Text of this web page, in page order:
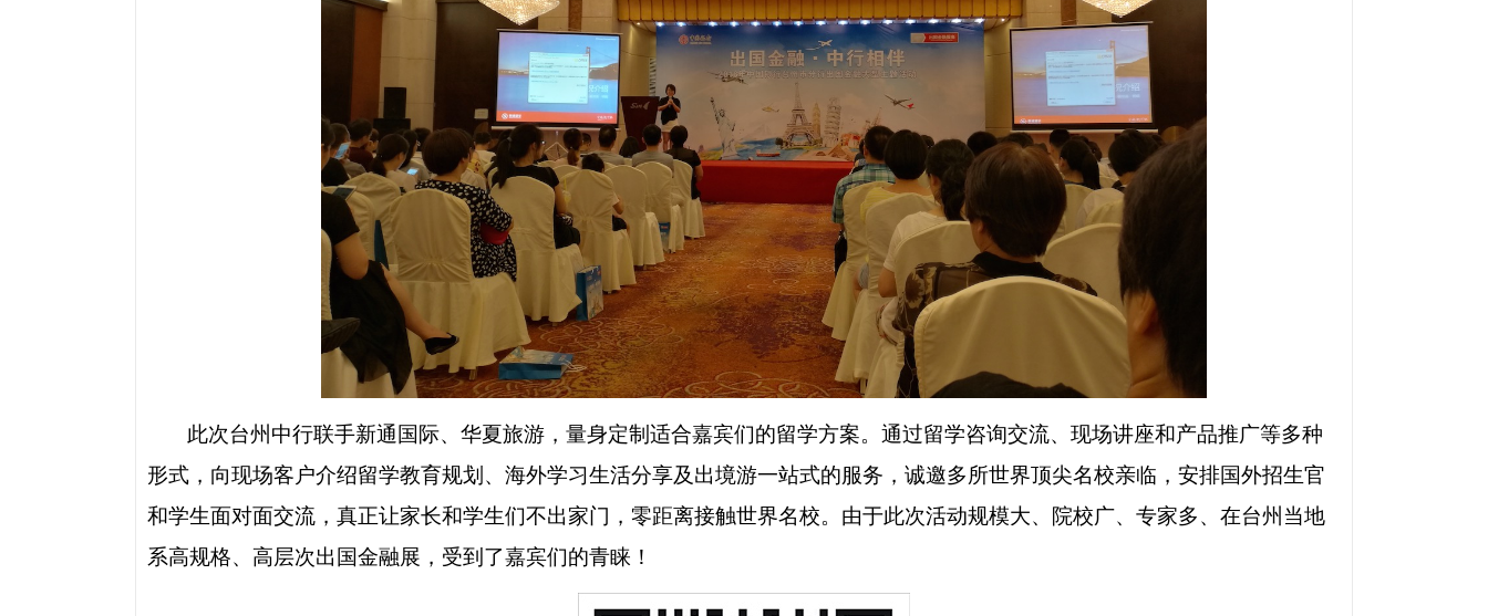
此次台州中行联手新通国际、华夏旅游，量身定制适合嘉宾们的留学方案。通过留学咨询交流、现场讲座和产品推广等多种
形式，向现场客户介绍留学教育规划、海外学习生活分享及出境游一站式的服务，诚邀多所世界顶尖名校亲临，安排国外招生官
和学生面对面交流，真正让家长和学生们不出家门，零距离接触世界名校。由于此次活动规模大、院校广、专家多、在台州当地
系高规格、高层次出国金融展，受到了嘉宾们的青睐！